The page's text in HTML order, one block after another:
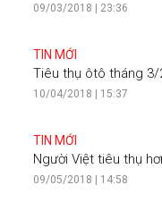
09/03/2018 | 23:36
TIN MỚI
Tiêu thụ ôtô tháng 3/
10/04/2018 | 15:37
TIN MỚI
Người Việt tiêu thụ
09/05/2018 | 14:58